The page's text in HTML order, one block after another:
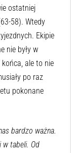
ostatniej
58). Wtedy
Ekipie
nie były w
ale to nie
po raz
pokonane
bardzo ważna.
w tabeli. Od